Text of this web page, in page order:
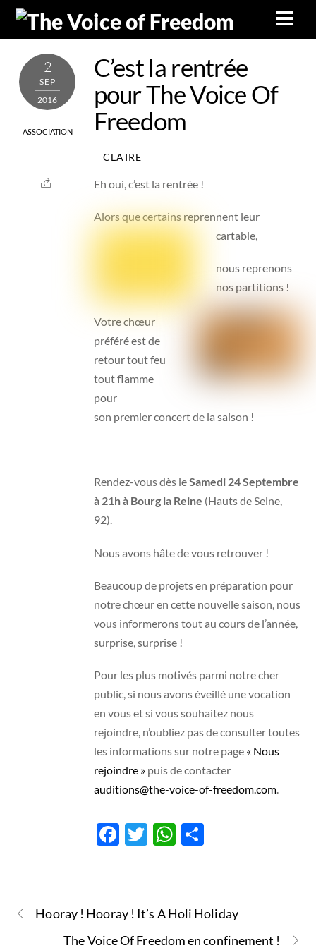
Skip
2
SEP
2016
ASSOCIATION
C’est la rentrée
pour The Voice Of
Freedom
CLAIRE
Eh oui, c’est la rentrée !
Alors que certains reprennent leur
cartable,
nous reprenons
nos partitions !
Votre chœur
préféré est de
retour tout feu
tout flamme
pour
son premier concert de la saison !
Rendez-vous dès leSamedi 24 Septembre
à 21h à Bourg la Reine (Hauts de Seine,
92).
Nous avons hâte de vous retrouver !
Beaucoup de projets en préparation pour
notre chœur en cette nouvelle saison, nous
vous informerons tout au cours de l’année,
surprise, surprise !
Pour les plus motivés parmi notre cher
public, si nous avons éveillé une vocation
en vous et si vous souhaitez nous
rejoindre, n’oubliez pas de consulter toutes
les informations sur notre page « Nous
rejoindre »puis de contacter
auditions@the-voice-of-freedom.com.
F
o
T
er
W
s
A
P
g
er
Hooray ! Hooray ! It’s A Holi Holiday
The Voice Of Freedom en confinement !